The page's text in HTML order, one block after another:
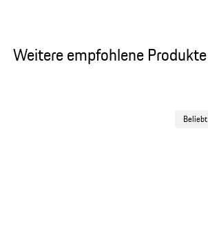
Weitere empfohlene Produkte
Beliebt